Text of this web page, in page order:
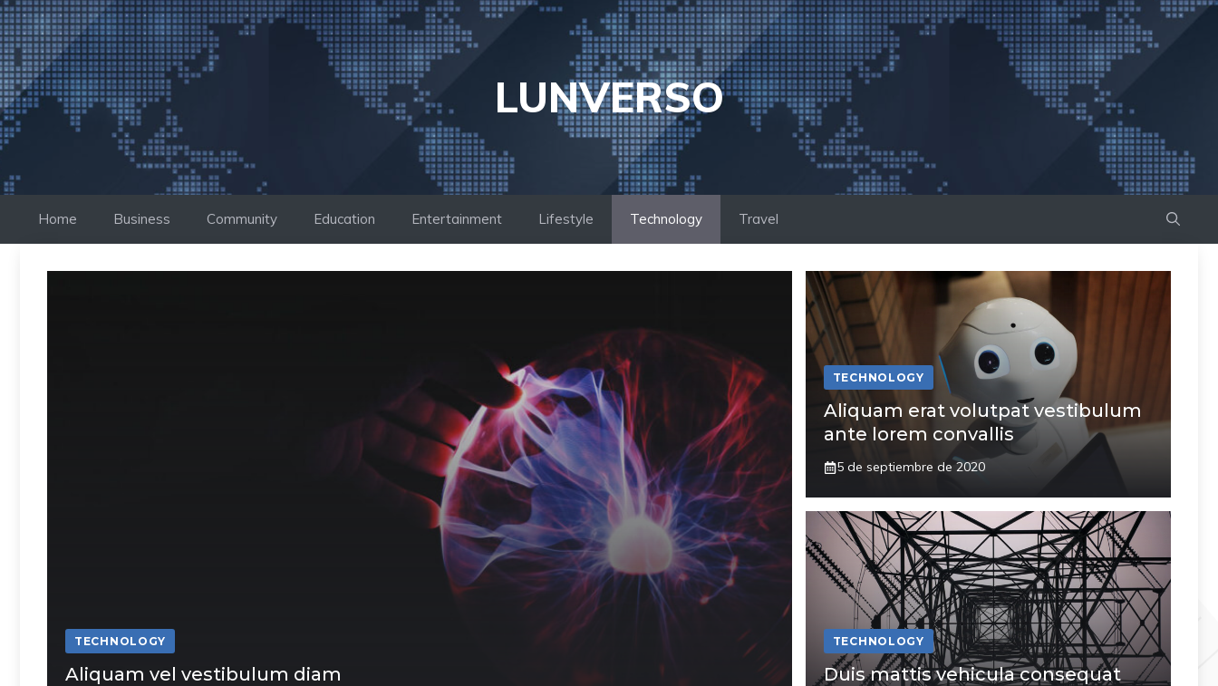
Saltar
al
contenido
LUNVERSO
Home Business Community Education Entertainment Lifestyle Technology Travel
TECHNOLOGY
Aliquam vel vestibulum diam
TECHNOLOGY
Aliquam erat volutpat vestibulum
ante lorem convallis
5 de septiembre de 2020
TECHNOLOGY
Duis mattis vehicula consequat